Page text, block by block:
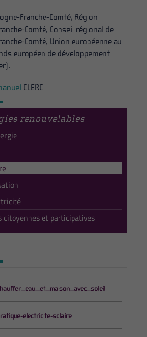
renouvelables
citoyennes et participatives
electricite-solaire
Franche-Comté, Région
Comté, Conseil régional de
Comté, Union européenne au
européen de développement
CLERC